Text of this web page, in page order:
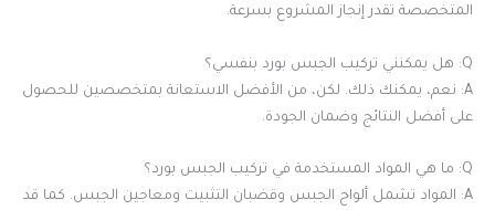
المتخصصة تقدر إنجاز المشروع بسرعة.
Q: هل يمكنني تركيب الجبس بورد بنفسي؟
A: نعم، يمكنك ذلك. لكن، من الأفضل الاستعانة بمتخصصين للحصول
على أفضل النتائج وضمان الجودة.
Q: ما هي المواد المستخدمة في تركيب الجبس بورد؟
A: المواد تشمل ألواح الجبس وقضبان التثبيت ومعاجين الجبس. كما قد